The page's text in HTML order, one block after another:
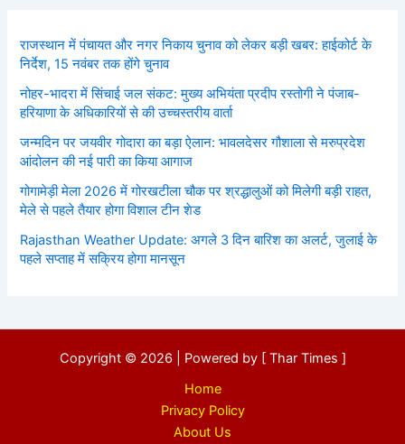
राजस्थान में पंचायत और नगर निकाय चुनाव को लेकर बड़ी खबर: हाईकोर्ट के
निर्देश, 15 नवंबर तक होंगे चुनाव
नोहर-भादरा में सिंचाई जल संकट: मुख्य अभियंता प्रदीप रस्तोगी ने पंजाब-
हरियाणा के अधिकारियों से की उच्चस्तरीय वार्ता
जन्मदिन पर जयवीर गोदारा का बड़ा ऐलान: भावलदेसर गौशाला से मरुप्रदेश
आंदोलन की नई पारी का किया आगाज
गोगामेड़ी मेला 2026 में गोरखटीला चौक पर श्रद्धालुओं को मिलेगी बड़ी राहत,
मेले से पहले तैयार होगा विशाल टीन शेड
Rajasthan Weather Update: अगले 3 दिन बारिश का अलर्ट, जुलाई के
पहले सप्ताह में सक्रिय होगा मानसून
Copyright © 2026 | Powered by [ Thar Times ]
Home
Privacy Policy
About Us